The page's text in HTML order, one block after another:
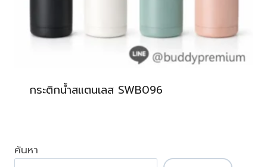
กระติกน้ำสแตนเลส SWB096
ค้นหา